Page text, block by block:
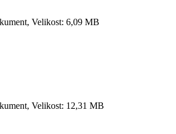
Velikost: 6,09 MB
Velikost: 12,31 MB